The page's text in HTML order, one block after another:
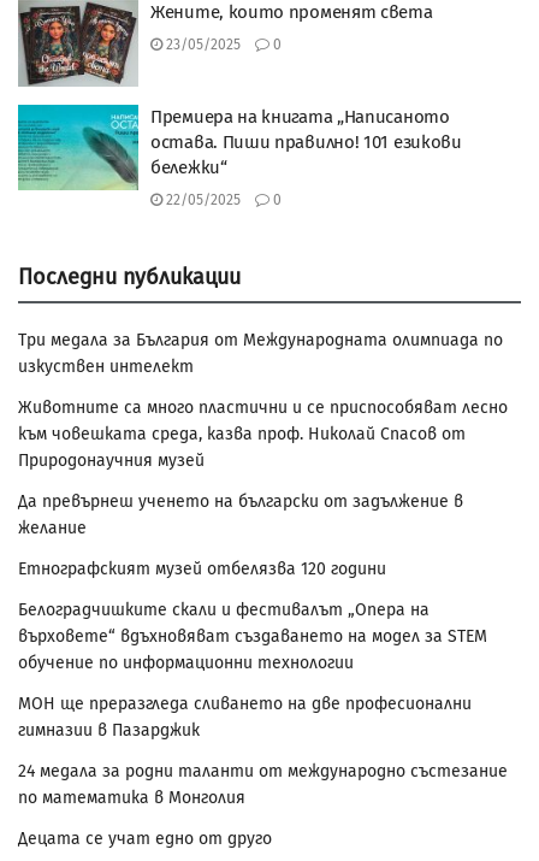
Жените, които променят света
23/05/2025 0
Премиера на книгата „Написаното
остава. Пиши правилно! 101 езикови
бележки“
22/05/2025 0
Последни публикации
Три медала за България от Международната олимпиада по
изкуствен интелект
Животните са много пластични и се приспособяват лесно
към човешката среда, казва проф. Николай Спасов от
Природонаучния музей
Да превърнеш ученето на български от задължение в
желание
Етнографският музей отбелязва 120 години
Белоградчишките скали и фестивалът „Опера на
върховете“ вдъхновяват създаването на модел за STEM
обучение по информационни технологии
МОН ще преразгледа сливането на две професионални
гимназии в Пазарджик
24 медала за родни таланти от международно състезание
по математика в Монголия
Децата се учат едно от друго